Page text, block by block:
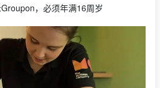
，必须年满16周岁